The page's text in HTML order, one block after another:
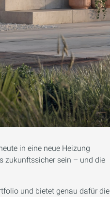
in eine neue Heizung
zukunftssicher sein – und die
und bietet genau dafür die